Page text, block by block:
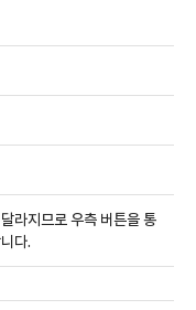
라지므로 우측 버튼을 통
다.